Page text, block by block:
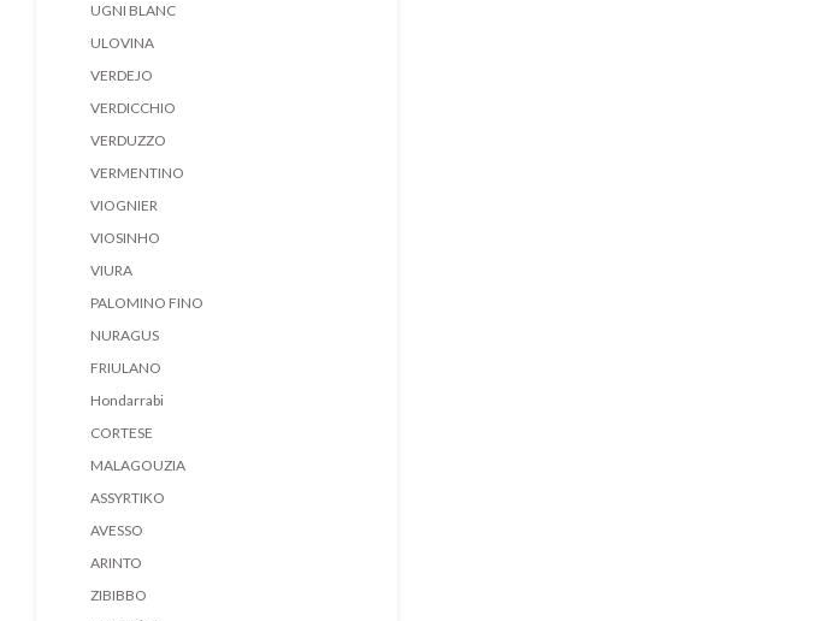
UGNI BLANC
ULOVINA
VERDEJO
VERDICCHIO
VERDUZZO
VERMENTINO
VIOGNIER
VIOSINHO
VIURA
PALOMINO FINO
NURAGUS
FRIULANO
Hondarrabi
CORTESE
MALAGOUZIA
ASSYRTIKO
AVESSO
ARINTO
ZIBIBBO